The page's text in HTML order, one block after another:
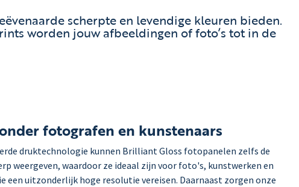
scherpte en levendige kleuren bieden.
worden jouw afbeeldingen of foto’s tot in de
fotografen en kunstenaars
druktechnologie kunnen Brilliant Gloss fotopanelen zelfs de
weergeven, waardoor ze ideaal zijn voor foto's, kunstwerken en
een uitzonderlijk hoge resolutie vereisen. Daarnaast zorgen onze